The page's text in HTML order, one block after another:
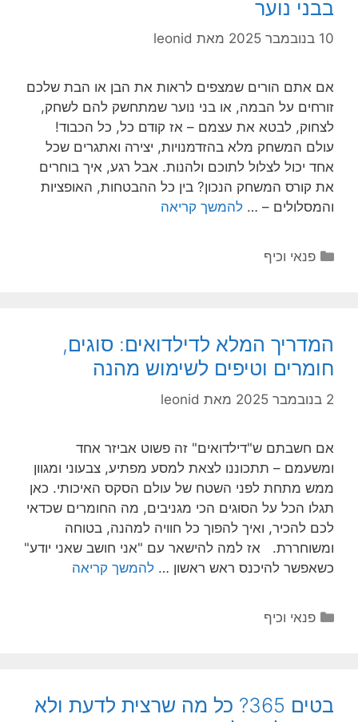
בבני נוער
10 בנובמבר 2025 מאת leonid
אם אתם הורים שמצפים לראות את הבן או הבת שלכם
זורחים על הבמה, או בני נוער שמתחשק להם לשחק,
לצחוק, לבטא את עצמם – אז קודם כל, כל הכבוד!
עולם המשחק מלא בהזדמנויות, יצירה ואתגרים שכל
אחד יכול לצלול לתוכם ולהנות. אבל רגע, איך בוחרים
את קורס המשחק הנכון? בין כל ההבטחות, האופציות
והמסלולים – … להמשך קריאה
קטגוריות
פנאי וכיף
המדריך המלא לדילדואים: סוגים,
חומרים וטיפים לשימוש מהנה
2 בנובמבר 2025 מאת leonid
אם חשבתם ש"דילדואים" זה פשוט אביזר אחד
ומשעמם – תתכוננו לצאת למסע מפתיע, צבעוני ומגוון
ממש מתחת לפני השטח של עולם הסקס האיכותי. כאן
תגלו הכל על הסוגים הכי מגניבים, מה החומרים שכדאי
לכם להכיר, ואיך להפוך כל חוויה למהנה, בטוחה
ומשוחררת. אז למה להישאר עם "אני חושב שאני יודע"
כשאפשר להיכנס ראש ראשון … להמשך קריאה
קטגוריות
פנאי וכיף
בטים 365? כל מה שרצית לדעת ולא